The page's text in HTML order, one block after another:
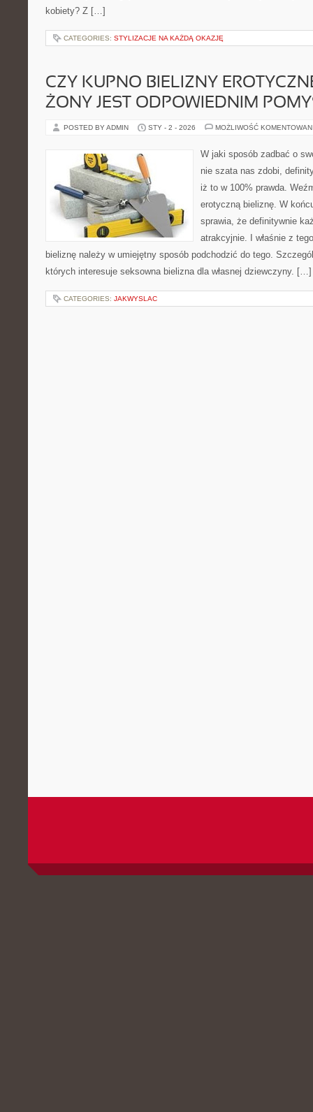
kobiety? Z […]
CATEGORIES: STYLIZACJE NA KAŻDĄ OKAZJĘ
CZY KUPNO BIELIZNY
ŻONY JEST ODPOWIEDNIM
POSTED BY ADMIN STY - 2 - 2026 MOŻLIWOŚĆ
W jaki sposób zadbać o
nie szata nas zdobi,
iż to w 100% prawda.
erotyczną bieliznę. W
sprawia, że definitywnie
atrakcyjnie. I właśnie z
bieliznę należy w umiejętny sposób podchodzić do tego.
których interesuje seksowna bielizna dla własnej dziewczyny. […]
CATEGORIES: JAKWYSLAC